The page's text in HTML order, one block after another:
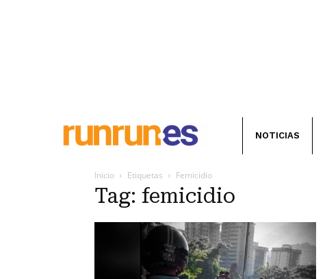
NOTICIAS
Inicio Etiquetas Femicidio
Tag: femicidio